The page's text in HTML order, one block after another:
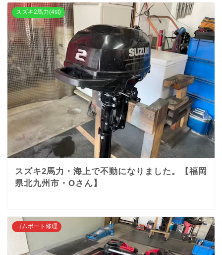
スズキ2馬力(4st)
スズキ2馬力・海上で不動になりました。【福岡
県北九州市・Oさん】
ゴムボート修理